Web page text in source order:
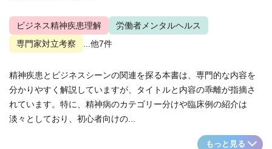
ビジネス精神疾患理解
労働者メンタルヘルス
専門家対立考察
...他7件
精神疾患とビジネスシーンの関連を探る本書は、専門的な内容を
分かりやすく解説していますが、タイトルと内容の乖離が指摘さ
れています。特に、精神病のカテゴリー分けや臨床例の紹介は
淡々としており、初心者向けの...
もっと見る